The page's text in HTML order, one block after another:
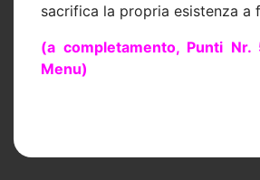
sacrifica la propria esistenza a
(a completamento, Punti
Menu)